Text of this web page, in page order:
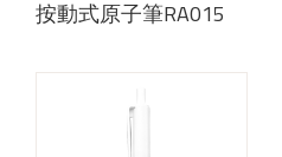
按動式原子筆RA015